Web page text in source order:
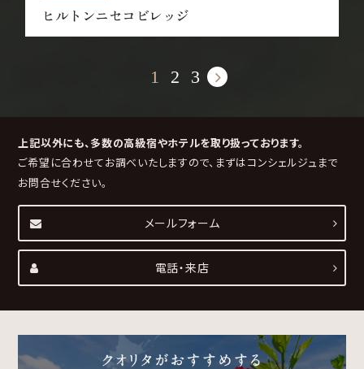
ヒルトンニセコビレッジ
1 2 3
上記以外にも、多数の高級宿やホテルを取り扱っております。
ご希望に合わせてお調べいたしますので、まずはコンシェルジュまで
お問合せください。
メールフォーム
電話・来店